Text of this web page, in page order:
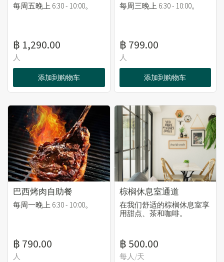
每周五晚上 6:30 - 10:00。
฿ 1,290.00
人
添加到购物车
每周三晚上 6:30 - 10:00。
฿ 799.00
人
添加到购物车
巴西烤肉自助餐
每周一晚上 6:30 - 10:00。
฿ 790.00
人
棕榈休息室通道
在我们舒适的棕榈休息室享
用甜点、茶和咖啡。
฿ 500.00
每人/天